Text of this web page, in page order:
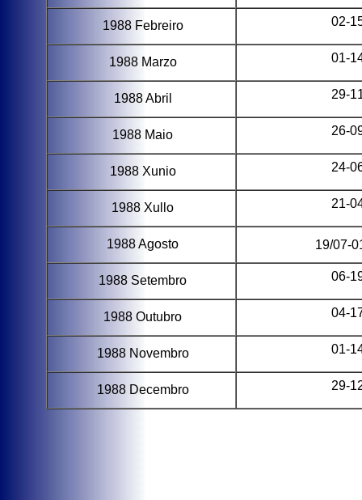
1988 Febreiro 02-
1988 Marzo 01-
1988 Abril 29-
1988 Maio 26-
1988 Xunio 24-
1988 Xullo 21-
1988 Agosto 19/07-
1988 Setembro 06-
1988 Outubro 04-
1988 Novembro 01-
1988 Decembro 29-